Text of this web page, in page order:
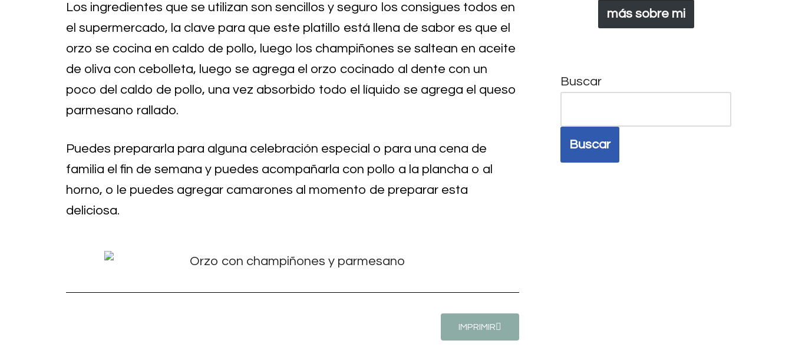
Los ingredientes que se utilizan son sencillos y seguro los consigues todos en
el supermercado, la clave para que este platillo está llena de sabor es que el
orzo se cocina en caldo de pollo, luego los champiñones se saltean en aceite
de oliva con cebolleta, luego se agrega el orzo cocinado al dente con un
poco del caldo de pollo, una vez absorbido todo el líquido se agrega el queso
parmesano rallado.
Puedes prepararla para alguna celebración especial o para una cena de
familia el fin de semana y puedes acompañarla con pollo a la plancha o al
horno, o le puedes agregar camarones al momento de preparar esta
deliciosa.
IMPRIMIR
más sobre mi
Buscar
Buscar